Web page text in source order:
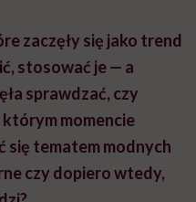
zaczęły się jako trend
stosować je — a
sprawdzać, czy
którym momencie
się tematem modnych
czy dopiero wtedy,